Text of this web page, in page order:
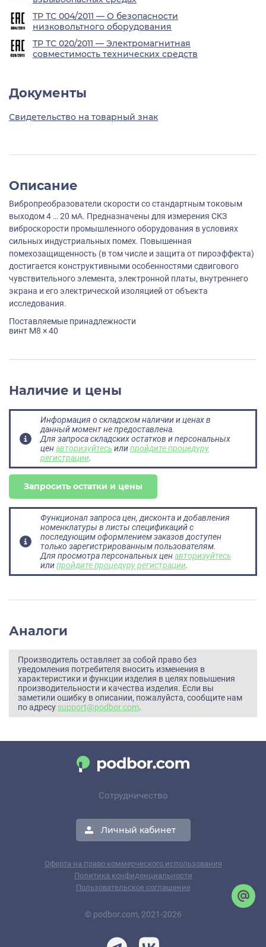
ТР ТС 004/2011 — О безопасности
низковольтного оборудования
ТР ТС 020/2011 — Электромагнитная
совместимость технических средств
Документы
Свидетельство на товарный знак
Описание
Вибропреобразователи скорости со стандартным токовым
выходом 4 … 20 мА. Предназначены для измерения СКЗ
виброскорости промышленного оборудования в условиях
сильных индустриальных помех. Повышенная
помехозащищенность (в том числе и защита от пироэффекта)
достигается конструктивными особенностями сдвигового
чувствительного элемента, электронной платы, внутреннего
экрана и его электрической изоляцией от объекта
исследования.
Поставляемые принадлежности
винт M8 × 40
Наличие и цены
Информация о складском наличии и ценах в
данный момент не предоставлена.
Для запроса складских остатков и персональных
ценавторизуйтесьилипройдите процедуру
регистрации.
Запросить остатки и цены
Функционал запроса цен, дисконта и добавления
номенклатуры в листы спецификаций с
последующим оформлением заказов доступен
только зарегистрированным пользователям.
Для просмотра персональных ценавторизуйтесь
илипройдите процедуру регистрации.
Аналоги
Производитель оставляет за собой право без
уведомления потребителя вносить изменения в
характеристики и функции изделия в целях повышения
производительности и качества изделия. Если вы
заметили ошибку в описании, пожалуйста, сообщите нам
по адресу support@podbor.com.
Сотрудничество
Личный кабинет
Оферта на право коммерческого использования
Политика конфиденциальности
Пользовательское соглашение
© podbor.com, 2021-2026